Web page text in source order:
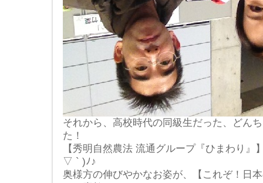
それから、高校時代の同級生だった、どん
た！
【秀明自然農法 流通グループ『ひまわり』
▽ ` )ﾉ♪
奥様方の伸びやかなお姿が、【これぞ！日